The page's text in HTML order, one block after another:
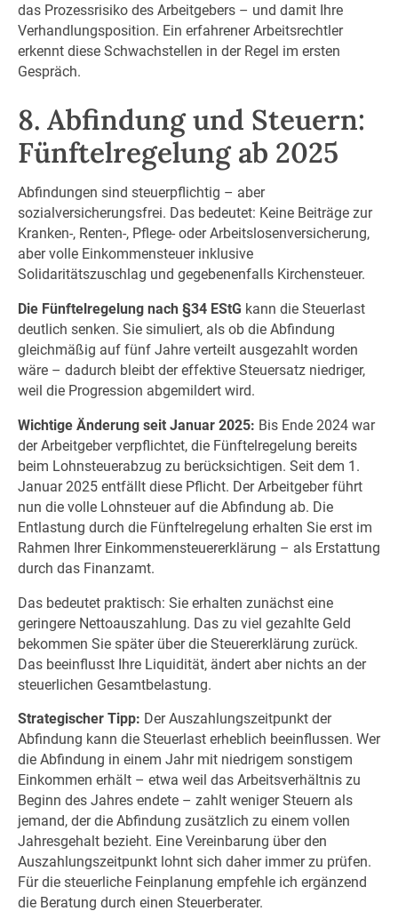
das Prozessrisiko des Arbeitgebers – und damit Ihre
Verhandlungsposition. Ein erfahrener Arbeitsrechtler
erkennt diese Schwachstellen in der Regel im ersten
Gespräch.
8. Abfindung und Steuern:
Fünftelregelung ab 2025
Abfindungen sind steuerpflichtig – aber
sozialversicherungsfrei. Das bedeutet: Keine Beiträge zur
Kranken-, Renten-, Pflege- oder Arbeitslosenversicherung,
aber volle Einkommensteuer inklusive
Solidaritätszuschlag und gegebenenfalls Kirchensteuer.
Die Fünftelregelung nach §34 EStG kann die Steuerlast
deutlich senken. Sie simuliert, als ob die Abfindung
gleichmäßig auf fünf Jahre verteilt ausgezahlt worden
wäre – dadurch bleibt der effektive Steuersatz niedriger,
weil die Progression abgemildert wird.
Wichtige Änderung seit Januar 2025: Bis Ende 2024 war
der Arbeitgeber verpflichtet, die Fünftelregelung bereits
beim Lohnsteuerabzug zu berücksichtigen. Seit dem 1.
Januar 2025 entfällt diese Pflicht. Der Arbeitgeber führt
nun die volle Lohnsteuer auf die Abfindung ab. Die
Entlastung durch die Fünftelregelung erhalten Sie erst im
Rahmen Ihrer Einkommensteuererklärung – als Erstattung
durch das Finanzamt.
Das bedeutet praktisch: Sie erhalten zunächst eine
geringere Nettoauszahlung. Das zu viel gezahlte Geld
bekommen Sie später über die Steuererklärung zurück.
Das beeinflusst Ihre Liquidität, ändert aber nichts an der
steuerlichen Gesamtbelastung.
Strategischer Tipp: Der Auszahlungszeitpunkt der
Abfindung kann die Steuerlast erheblich beeinflussen. Wer
die Abfindung in einem Jahr mit niedrigem sonstigem
Einkommen erhält – etwa weil das Arbeitsverhältnis zu
Beginn des Jahres endete – zahlt weniger Steuern als
jemand, der die Abfindung zusätzlich zu einem vollen
Jahresgehalt bezieht. Eine Vereinbarung über den
Auszahlungszeitpunkt lohnt sich daher immer zu prüfen.
Für die steuerliche Feinplanung empfehle ich ergänzend
die Beratung durch einen Steuerberater.